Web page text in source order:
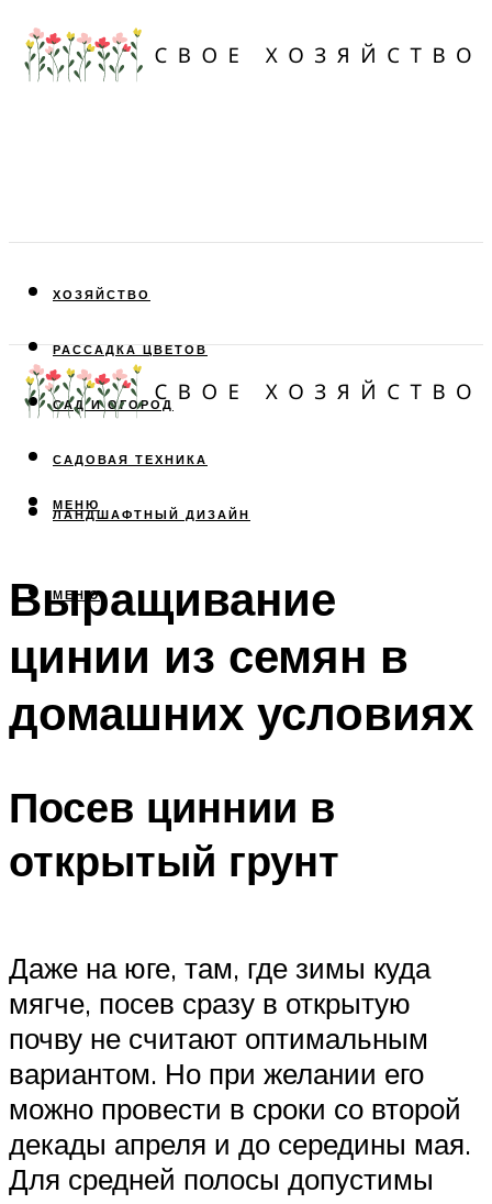
ХОЗЯЙСТВО
РАССАДКА ЦВЕТОВ
САД И ОГОРОД
САДОВАЯ ТЕХНИКА
ЛАНДШАФТНЫЙ ДИЗАЙН
МЕНЮ
МЕНЮ
Выращивание
цинии из семян в
домашних условиях
Посев циннии в
открытый грунт
Даже на юге, там, где зимы куда
мягче, посев сразу в открытую
почву не считают оптимальным
вариантом. Но при желании его
можно провести в сроки со второй
декады апреля и до середины мая.
Для средней полосы допустимы